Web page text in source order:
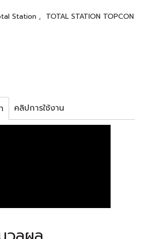
Station , TOTAL STATION TOPCON
คลิปการใช้งาน